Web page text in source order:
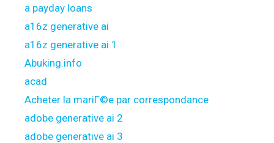
a payday loans
a16z generative ai
a16z generative ai 1
Abuking.info
acad
Acheter la mariГ©e par correspondance
adobe generative ai 2
adobe generative ai 3